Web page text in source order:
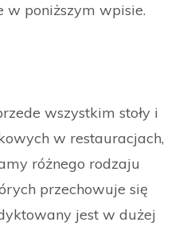
w poniższym wpisie.
wszystkim stoły i
w restauracjach,
różnego rodzaju
przechowuje się
jest w dużej